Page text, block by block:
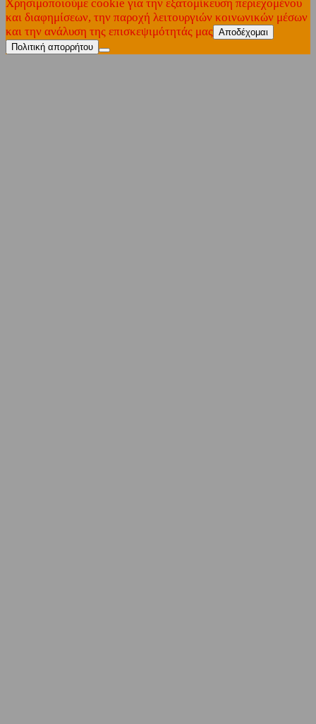
Χρησιμοποιούμε cookie για την εξατομίκευση περιεχομένου
και διαφημίσεων, την παροχή λειτουργιών κοινωνικών μέσων
και την ανάλυση της επισκεψιμότητάς μας Αποδέχομαι
Πολιτική απορρήτου